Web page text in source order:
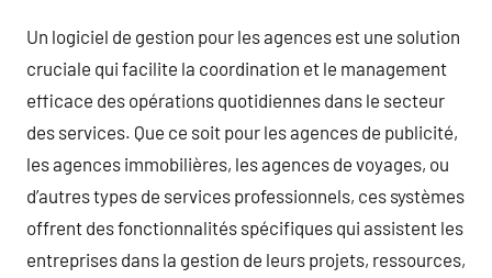
Un logiciel de gestion pour les agences est une solution
cruciale qui facilite la coordination et le management
efficace des opérations quotidiennes dans le secteur
des services. Que ce soit pour les agences de publicité,
les agences immobilières, les agences de voyages, ou
d’autres types de services professionnels, ces systèmes
offrent des fonctionnalités spécifiques qui assistent les
entreprises dans la gestion de leurs projets, ressources,